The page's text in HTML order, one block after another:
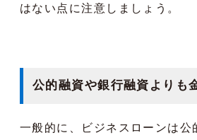
はない点に注意しましょう。
公的融資や銀行融資よりも
一般的に、ビジネスローンは公